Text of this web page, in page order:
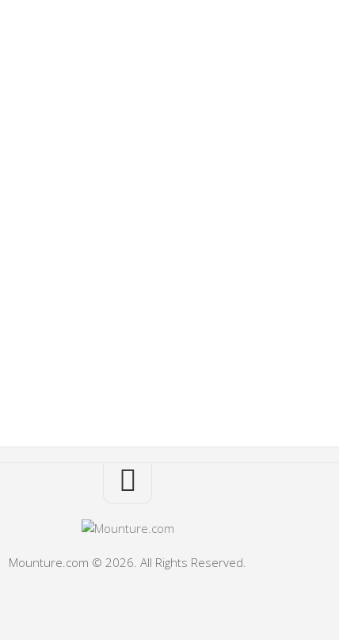
Mounture.com © 2026. All Rights Reserved.